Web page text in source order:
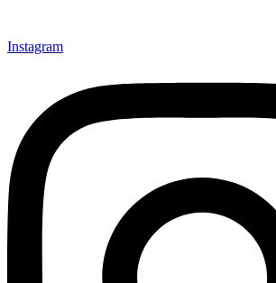
Instagram